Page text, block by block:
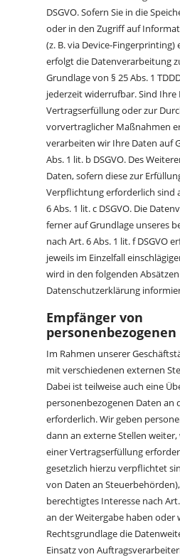
DSGVO. Sofern Sie in die
oder in den Zugriff auf
(z. B. via Device-
erfolgt die Datenverarbeitung
Grundlage von § 25 Abs. 1
jederzeit widerrufbar. Sind Ihre
Vertragserfüllung oder zur
vorvertraglicher Maßnahmen
verarbeiten wir Ihre Daten auf
Abs. 1 lit. b DSGVO. Des
Daten, sofern diese zur
Verpflichtung erforderlich sind
6 Abs. 1 lit. c DSGVO. Die
ferner auf Grundlage unseres
nach Art. 6 Abs. 1 lit. f DSGVO
jeweils im Einzelfall
wird in den folgenden
Datenschutzerklärung
Empfänger von
Im Rahmen unserer
mit verschiedenen externen
Dabei ist teilweise auch eine
personenbezogenen Daten an
erforderlich. Wir geben
dann an externe Stellen
einer Vertragserfüllung
gesetzlich hierzu verpflichtet
von Daten an
berechtigtes Interesse nach Art.
an der Weitergabe haben oder
Rechtsgrundlage die
Einsatz von